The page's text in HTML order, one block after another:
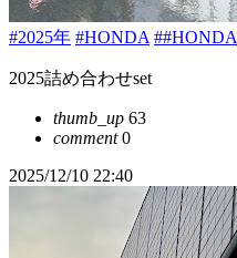
#2025年 #HONDA ##HONDA
2025詰め合わせset
thumb_up 63
comment0
2025/12/10 22:40